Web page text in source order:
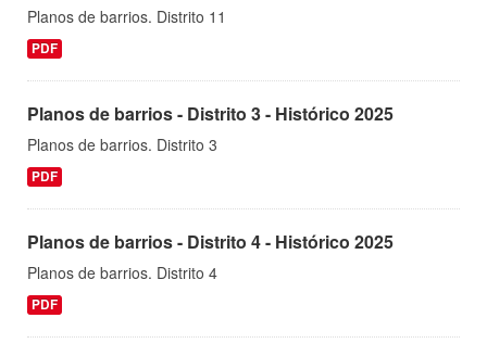
Planos de barrios. Distrito 11
PDF
Planos de barrios - Distrito 3 - Histórico 2025
Planos de barrios. Distrito 3
PDF
Planos de barrios - Distrito 4 - Histórico 2025
Planos de barrios. Distrito 4
PDF